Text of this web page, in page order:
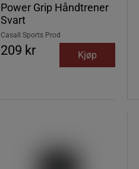
Power Grip Håndtrener
Svart
Casall Sports Prod
209 kr Kjøp